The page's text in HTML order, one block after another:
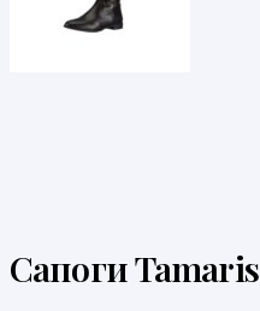
Сапоги Tamaris